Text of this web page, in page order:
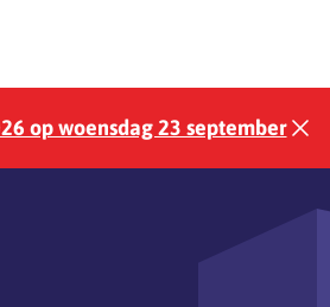
op woensdag 23 september